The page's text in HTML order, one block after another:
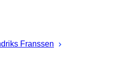
Franssen